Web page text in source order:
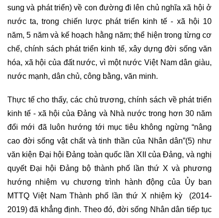
sung và phát triển) về con đường đi lên chủ nghĩa xã hội ở
nước ta, trong chiến lược phát triển kinh tế - xã hội 10
năm, 5 năm và kế hoạch hằng năm; thể hiện trong từng cơ
chế, chính sách phát triển kinh tế, xây dựng đời sống văn
hóa, xã hội của đất nước, vì một nước Việt Nam dân giàu,
nước mạnh, dân chủ, công bằng, văn minh.
Thực tế cho thấy, các chủ trương, chính sách về phát triển
kinh tế - xã hội của Đảng và Nhà nước trong hơn 30 năm
đổi mới đã luôn hướng tới mục tiêu không ngừng “nâng
cao đời sống vật chất và tinh thần của Nhân dân”(5) như
văn kiện Đại hội Đảng toàn quốc lần XII của Đảng, và nghị
quyết Đại hội Đảng bộ thành phố lần thứ X và phương
hướng nhiệm vụ chương trình hành động của Ủy ban
MTTQ Việt Nam Thành phố lần thứ X nhiệm kỳ
(2014-
2019) đã khẳng định. Theo đó, đời sống Nhân dân tiếp tục